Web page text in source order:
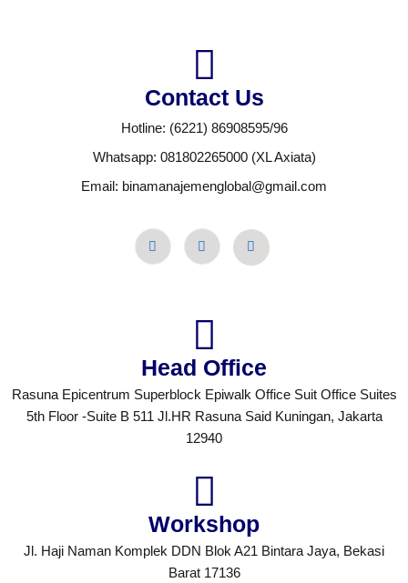
Contact Us
Hotline: (6221) 86908595/96
Whatsapp: 081802265000 (XL Axiata)
Email: binamanajemenglobal@gmail.com
Head Office
Rasuna Epicentrum Superblock Epiwalk Office Suit Office Suites
5th Floor -Suite B 511 Jl.HR Rasuna Said Kuningan, Jakarta
12940
Workshop
Jl. Haji Naman Komplek DDN Blok A21 Bintara Jaya, Bekasi
Barat 17136